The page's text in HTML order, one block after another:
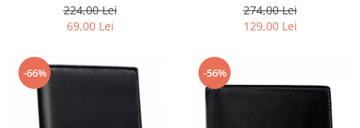
GAT-8922 B+B
224,00 Lei
69,00 Lei
8806 TILAK51
274,00 Lei
129,00 Lei
-66% -56%